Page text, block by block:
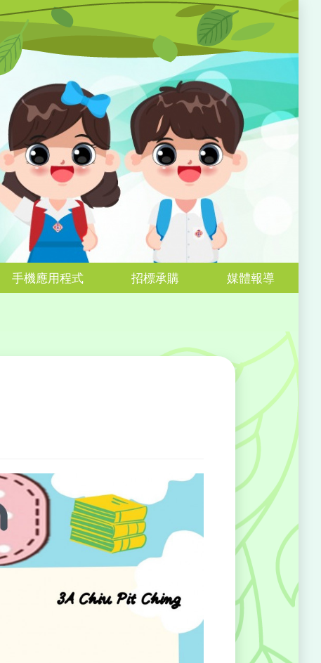
手機應用程式 招標承購 媒體報導